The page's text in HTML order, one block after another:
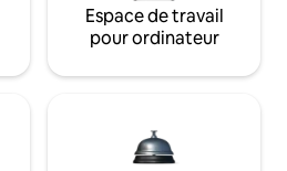
Espace de travail
pour ordinateur